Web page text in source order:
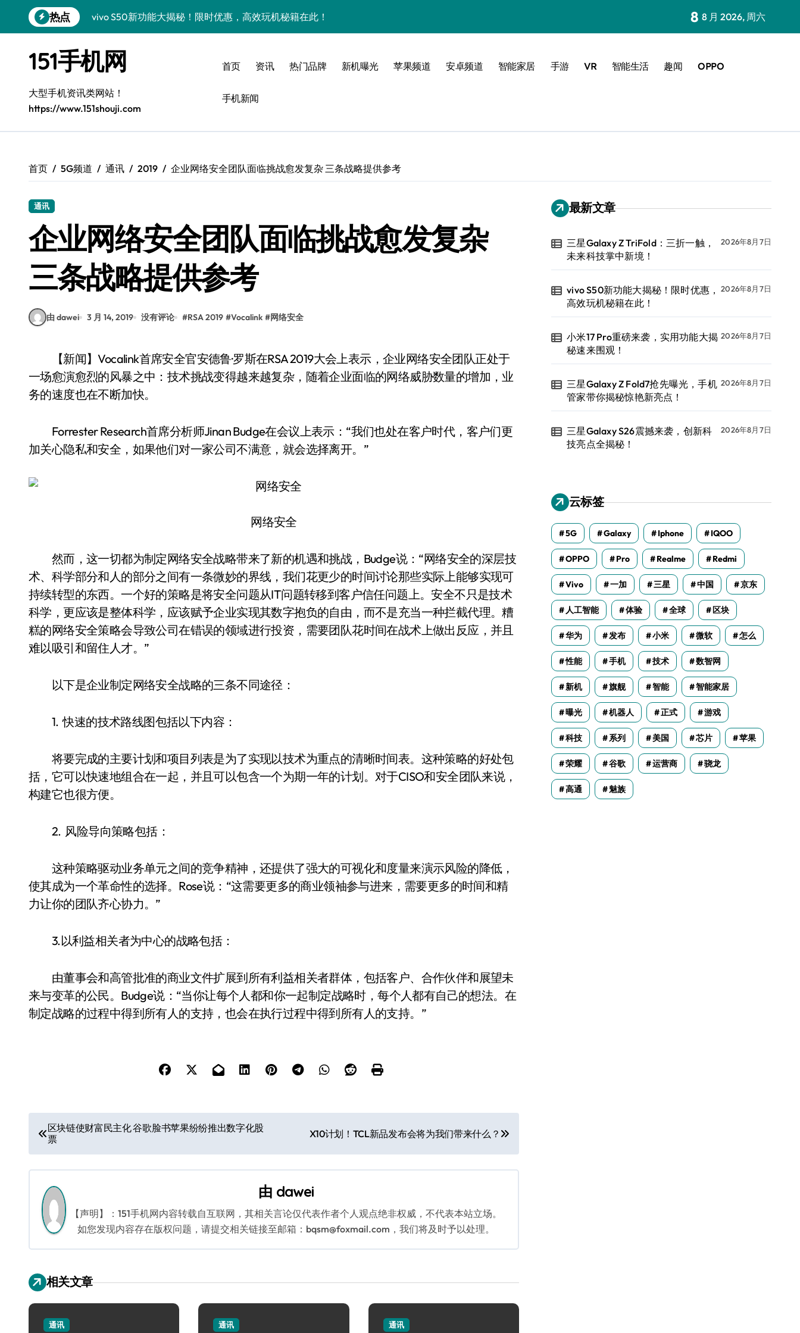
到
热点
vivo S50新功能大揭秘！限时优惠，高效玩机秘籍在此！
三星Galaxy Z Fold7抢先曝光，手机管家带你揭秘惊艳新亮点！
三星Galaxy S26震撼来袭，创新科技亮点全揭秘！
S25 Ultra颜值封神！定制主题潮爆登场
Galaxy S25+闪亮登场，这样美秒杀全场！
Galaxy S26+颜值爆升！机皇美颜秘籍大公开
三星Galaxy Z TriFold：三折一触，未来科技掌中新境！
8 8 月 2026, 周六
151手机网
大型手机资讯类网站！
https://www.151shouji.com
首页 资讯 热门品牌 新机曝光 苹果频道 安卓频道 智能家居 手游 VR 智能生活 趣闻 OPPO
手机新闻
首页 5G频道 通讯 2019 企业网络安全团队面临挑战愈发复杂 三条战略提供参考
通讯
企业网络安全团队面临挑战愈发复杂
三条战略提供参考
由 dawei 3 月 14, 2019 没有评论 #RSA 2019 #Vocalink #网络安全
【新闻】Vocalink首席安全官安德鲁·罗斯在RSA 2019大会上表示，企业网络安全团队正处于
一场愈演愈烈的风暴之中：技术挑战变得越来越复杂，随着企业面临的网络威胁数量的增加，业
务的速度也在不断加快。
Forrester Research首席分析师Jinan Budge在会议上表示：“我们也处在客户时代，客户们更
加关心隐私和安全，如果他们对一家公司不满意，就会选择离开。”
网络安全
然而，这一切都为制定网络安全战略带来了新的机遇和挑战，Budge说：“网络安全的深层技
术、科学部分和人的部分之间有一条微妙的界线，我们花更少的时间讨论那些实际上能够实现可
持续转型的东西。一个好的策略是将安全问题从IT问题转移到客户信任问题上。安全不只是技术
科学，更应该是整体科学，应该赋予企业实现其数字抱负的自由，而不是充当一种拦截代理。糟
糕的网络安全策略会导致公司在错误的领域进行投资，需要团队花时间在战术上做出反应，并且
难以吸引和留住人才。”
以下是企业制定网络安全战略的三条不同途径：
1. 快速的技术路线图包括以下内容：
将要完成的主要计划和项目列表是为了实现以技术为重点的清晰时间表。这种策略的好处包
括，它可以快速地组合在一起，并且可以包含一个为期一年的计划。对于CISO和安全团队来说，
构建它也很方便。
2. 风险导向策略包括：
这种策略驱动业务单元之间的竞争精神，还提供了强大的可视化和度量来演示风险的降低，
使其成为一个革命性的选择。Rose说：“这需要更多的商业领袖参与进来，需要更多的时间和精
力让你的团队齐心协力。”
3.以利益相关者为中心的战略包括：
由董事会和高管批准的商业文件扩展到所有利益相关者群体，包括客户、合作伙伴和展望未
来与变革的公民。Budge说：“当你让每个人都和你一起制定战略时，每个人都有自己的想法。在
制定战略的过程中得到所有人的支持，也会在执行过程中得到所有人的支持。”
文
章
导
航
区块链使财富民主化 谷歌脸书苹果纷纷推出数字化股
票
X10计划！TCL新品发布会将为我们带来什么？
由 dawei
【声明】：151手机网内容转载自互联网，其相关言论仅代表作者个人观点绝非权威，不代表本站立场。
如您发现内容存在版权问题，请提交相关链接至邮箱：bqsm@foxmail.com，我们将及时予以处理。
相关文章
通讯 通讯 通讯
最新文章
三星Galaxy Z TriFold：三折一触，
未来科技掌中新境！
2026年8月7日
vivo S50新功能大揭秘！限时优惠，
高效玩机秘籍在此！
2026年8月7日
小米17 Pro重磅来袭，实用功能大揭
秘速来围观！
2026年8月7日
三星Galaxy Z Fold7抢先曝光，手机
管家带你揭秘惊艳新亮点！
2026年8月7日
三星Galaxy S26震撼来袭，创新科
技亮点全揭秘！
2026年8月7日
云标签
5G Galaxy Iphone IQOO
OPPO Pro Realme Redmi
Vivo 一加 三星 中国 京东
人工智能 体验 全球 区块
华为 发布 小米 微软 怎么
性能 手机 技术 数智网
新机 旗舰 智能 智能家居
曝光 机器人 正式 游戏
科技 系列 美国 芯片 苹果
荣耀 谷歌 运营商 骁龙
高通 魅族